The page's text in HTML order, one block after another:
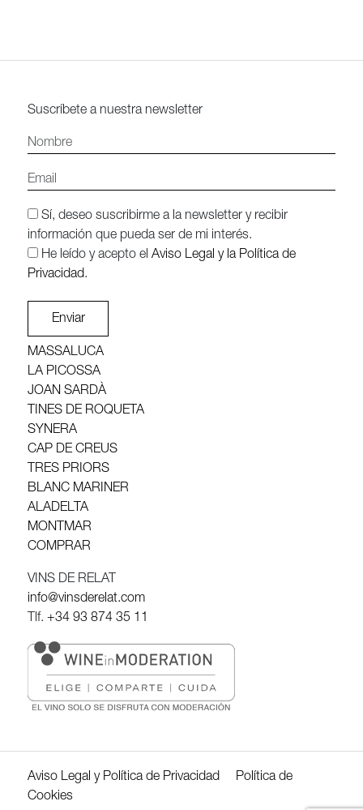
Suscríbete a nuestra newsletter
Sí, deseo suscribirme a la newsletter y recibir
información que pueda ser de mi interés.
He leído y acepto elAviso Legal y la Política de
Privacidad.
Enviar
MASSALUCA
LA PICOSSA
JOAN SARDÀ
TINES DE ROQUETA
SYNERA
CAP DE CREUS
TRES PRIORS
BLANC MARINER
ALADELTA
MONTMAR
COMPRAR
VINS DE RELAT
info@vinsderelat.com
Tlf.+34 93 874 35 11
Aviso Legal y Política de Privacidad
Política de
Cookies